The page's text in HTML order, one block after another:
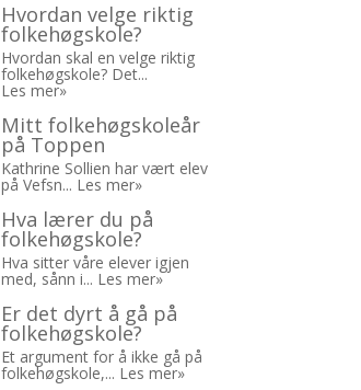
Hvordan velge riktig
folkehøgskole?
Hvordan skal en velge riktig
folkehøgskole? Det...
Les mer»
Mitt folkehøgskoleår
på Toppen
Kathrine Sollien har vært elev
på Vefsn... Les mer»
Hva lærer du på
folkehøgskole?
Hva sitter våre elever igjen
med, sånn i... Les mer»
Er det dyrt å gå på
folkehøgskole?
Et argument for å ikke gå på
folkehøgskole,... Les mer»